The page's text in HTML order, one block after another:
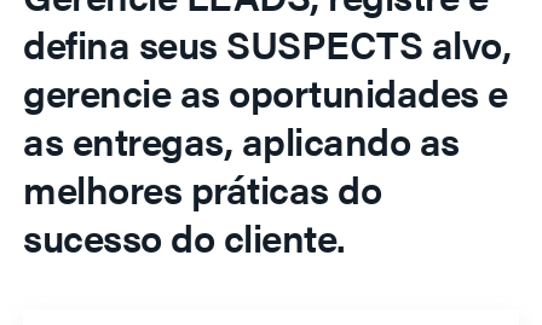
defina seus SUSPECTS alvo,
gerencie as oportunidades e
as entregas, aplicando as
melhores práticas do
sucesso do cliente.